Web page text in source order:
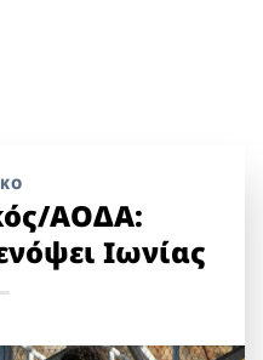
ΑΟΔΑ:
Ιωνίας